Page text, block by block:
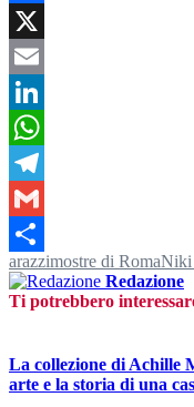
Facebook
X
Email
LinkedIn
WhatsApp
Telegram
Gmail
Condividi
arazzimostre di RomaNiki
Redazione
Ti potrebbero
La collezione di Achille
arte e la storia di una